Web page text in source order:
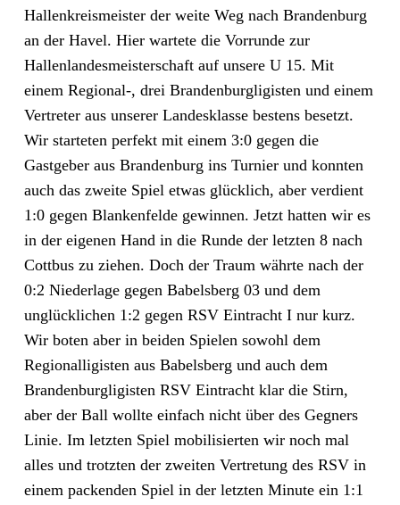
Hallenkreismeister der weite Weg nach Brandenburg
an der Havel. Hier wartete die Vorrunde zur
Hallenlandesmeisterschaft auf unsere U 15. Mit
einem Regional-, drei Brandenburgligisten und einem
Vertreter aus unserer Landesklasse bestens besetzt.
Wir starteten perfekt mit einem 3:0 gegen die
Gastgeber aus Brandenburg ins Turnier und konnten
auch das zweite Spiel etwas glücklich, aber verdient
1:0 gegen Blankenfelde gewinnen. Jetzt hatten wir es
in der eigenen Hand in die Runde der letzten 8 nach
Cottbus zu ziehen. Doch der Traum währte nach der
0:2 Niederlage gegen Babelsberg 03 und dem
unglücklichen 1:2 gegen RSV Eintracht I nur kurz.
Wir boten aber in beiden Spielen sowohl dem
Regionalligisten aus Babelsberg und auch dem
Brandenburgligisten RSV Eintracht klar die Stirn,
aber der Ball wollte einfach nicht über des Gegners
Linie. Im letzten Spiel mobilisierten wir noch mal
alles und trotzten der zweiten Vertretung des RSV in
einem packenden Spiel in der letzten Minute ein 1:1